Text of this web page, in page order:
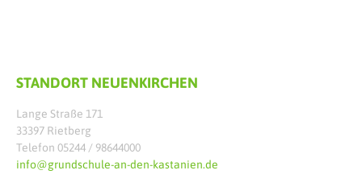
STANDORT NEUENKIRCHEN
Lange Straße 171
33397 Rietberg
Telefon 05244 / 98644000
info@grundschule-an-den-kastanien.de